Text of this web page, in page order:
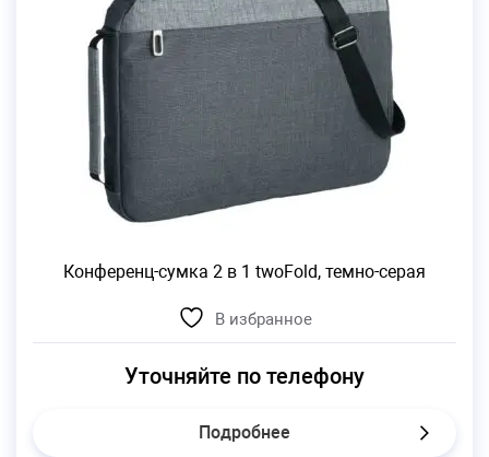
Конференц-сумка 2 в 1 twoFold, темно-серая
В избранное
Уточняйте по телефону
Подробнее